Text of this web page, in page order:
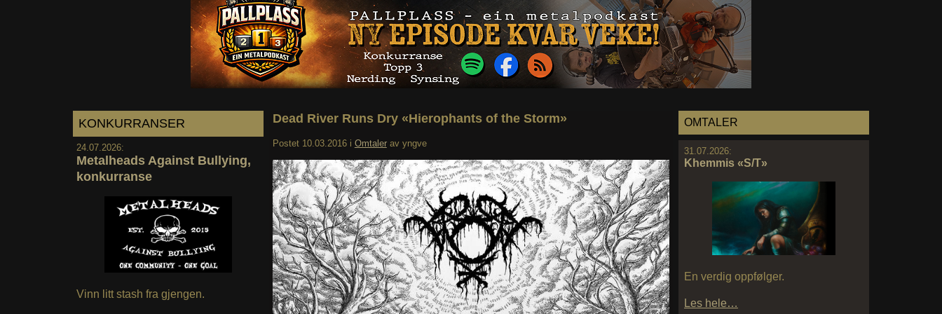
KONKURRANSER
24.07.2026:
Metalheads Against Bullying,
konkurranse
Vinn litt stash fra gjengen.
OMTALER
31.07.2026:
Khemmis «S/T»
En verdig oppfølger.
Les hele…
Dead River Runs Dry «Hierophants of the Storm»
Postet 10.03.2016 i Omtaler av yngve